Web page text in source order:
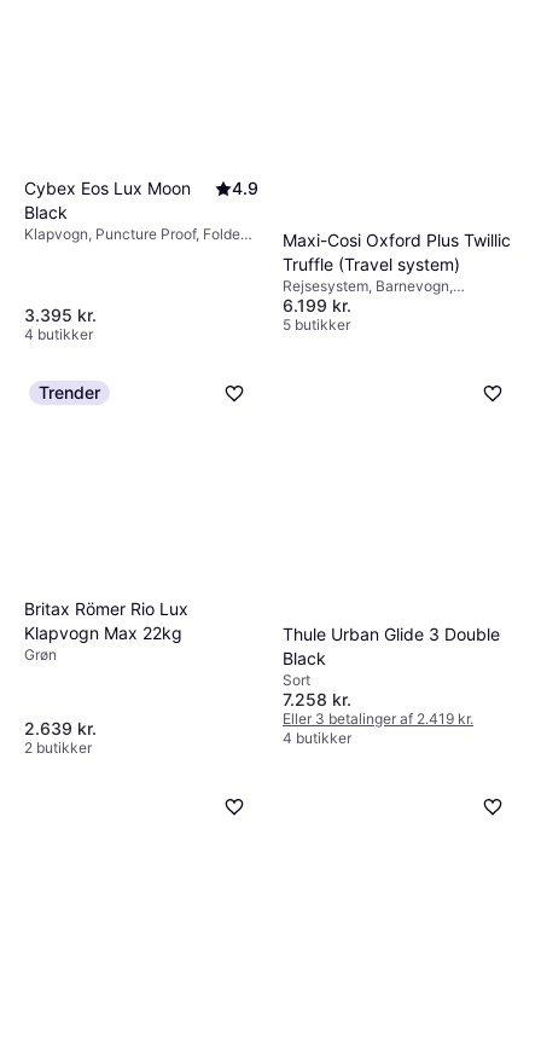
Cybex Eos Lux Moon
Black
4.9
Klapvogn, Puncture Proof, Foldes
Justerbart håndtag, Vendbart
sæde, Aftageligt betræk,
3.395 kr.
4 butikker
Maxi-Cosi Oxford Plus Twillic
Truffle (Travel system)
Rejsesystem, Barnevogn,
Kombivogn, Bøjle, Justerbart
håndtag, Vendbart sæde,
6.199 kr.
5 butikker
Trender
Britax Römer Rio Lux
Klapvogn Max 22kg
Grøn
2.639 kr.
2 butikker
Thule Urban Glide 3 Double
Black
Sort
7.258 kr.
Eller 3 betalinger af 2.419 kr.
4 butikker